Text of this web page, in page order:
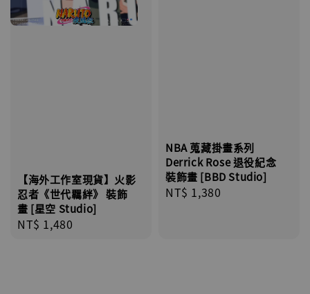
【海外工作室現貨】火影
忍者《世代羈絆》 裝飾
畫 [星空 Studio]
Regular
NT$ 1,480
NBA 蒐藏掛畫系列
Derrick Rose 退役紀念
裝飾畫 [BBD Studio]
Regular
NT$ 1,380